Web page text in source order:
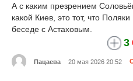
А с каким презрением
какой Киев, это тот, что
беседе с Астаховым.
3
Пацаева 20 мая 2026 20:52